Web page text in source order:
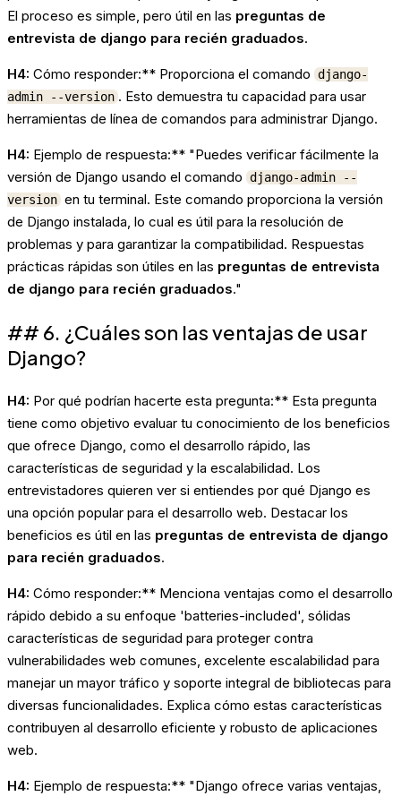
El proceso es simple, pero útil en las preguntas de
entrevista de django para recién graduados.
H4: Cómo responder:** Proporciona el comando django-
admin --version . Esto demuestra tu capacidad para usar
herramientas de línea de comandos para administrar Django.
H4: Ejemplo de respuesta:** "Puedes verificar fácilmente la
versión de Django usando el comando django-admin --
version en tu terminal. Este comando proporciona la versión
de Django instalada, lo cual es útil para la resolución de
problemas y para garantizar la compatibilidad. Respuestas
prácticas rápidas son útiles en las preguntas de entrevista
de django para recién graduados."
## 6. ¿Cuáles son las ventajas de usar
Django?
H4: Por qué podrían hacerte esta pregunta:** Esta pregunta
tiene como objetivo evaluar tu conocimiento de los beneficios
que ofrece Django, como el desarrollo rápido, las
características de seguridad y la escalabilidad. Los
entrevistadores quieren ver si entiendes por qué Django es
una opción popular para el desarrollo web. Destacar los
beneficios es útil en las preguntas de entrevista de django
para recién graduados.
H4: Cómo responder:** Menciona ventajas como el desarrollo
rápido debido a su enfoque 'batteries-included', sólidas
características de seguridad para proteger contra
vulnerabilidades web comunes, excelente escalabilidad para
manejar un mayor tráfico y soporte integral de bibliotecas para
diversas funcionalidades. Explica cómo estas características
contribuyen al desarrollo eficiente y robusto de aplicaciones
web.
H4: Ejemplo de respuesta:** "Django ofrece varias ventajas,